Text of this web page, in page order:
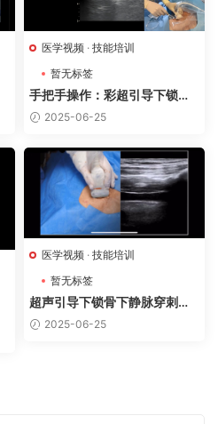
医学视频 · 技能培训
暂无标签
手把手操作：彩超引导下锁骨
下静脉穿刺
2025-06-25
医学视频 · 技能培训
暂无标签
超声引导下锁骨下静脉穿刺置
管 2025-06-25